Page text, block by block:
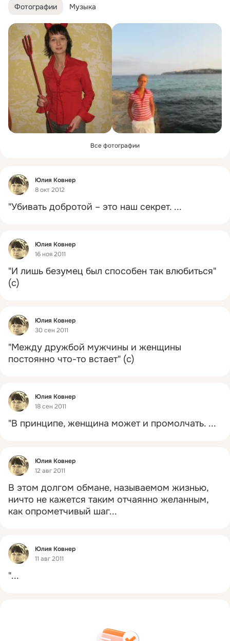
Фотографии Музыка
Все фотографии
Фид
Юлия Ковнер
8 окт 2012
"Убивать добротой – это наш секрет. ...
Фид
Юлия Ковнер
16 ноя 2011
"И лишь безумец был способен так влюбиться"
(с)
Фид
Юлия Ковнер
30 сен 2011
"Между дружбой мужчины и женщины
постоянно что-то встает" (с)
Фид
Юлия Ковнер
18 сен 2011
"В принципе, женщина может и промолчать. ...
Фид
Юлия Ковнер
12 авг 2011
В этом долгом обмане, называемом жизнью,
ничто не кажется таким отчаянно желанным,
как опрометчивый шаг...
Фид
Юлия Ковнер
11 авг 2011
"...